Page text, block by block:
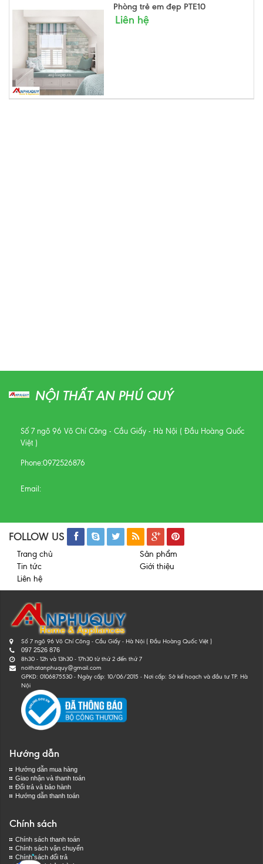
Phòng trẻ em đẹp PTE10
Liên hệ
NỘI THẤT AN PHÚ QUÝ
Số 7 ngõ 96 Võ Chí Công - Cầu Giấy - Hà Nội ( Đầu Hoàng Quốc
Việt )
Phone:0972526876
Email:
FOLLOW US
Trang chủ
Sản phẩm
Tin tức
Giới thiệu
Liên hệ
Số 7 ngõ 96 Võ Chí Công - Cầu Giấy - Hà Nội ( Đầu Hoàng Quốc Việt )
097 2526 876
8h30 - 12h và 13h30 - 17h30 từ thứ 2 đến thứ 7
noithatanphuquy@gmail.com
GPKD: 0106875530 - Ngày cấp: 10/06/2015 - Nơi cấp: Sở kế hoạch và đầu tư TP. Hà
Nội
Hướng dẫn
Hướng dẫn mua hàng
Giao nhận và thanh toán
Đổi trả và bảo hành
Hướng dẫn thanh toán
Chính sách
Chính sách thanh toán
Chính sách vận chuyển
Chính sách đổi trả